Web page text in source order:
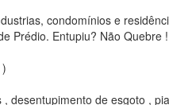
condomínios e
Prédio. Entupiu? Não Quebre
de esgoto ,